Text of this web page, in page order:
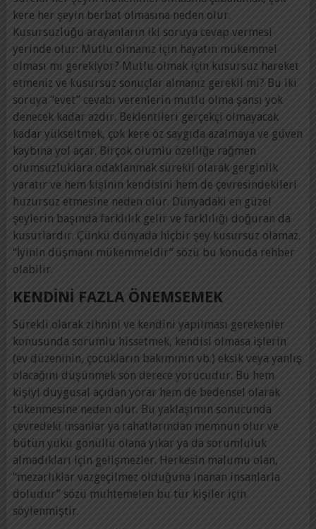
kere her şeyin berbat olmasına neden olur.
Kusursuzluğu arayanların iki soruya cevap vermesi
yerinde olur: Mutlu olmanız için hayatın mükemmel
olması mı gerekiyor? Mutlu olmak için kusursuz hareket
etmeniz ve kusursuz sonuçlar almanız gerekli mi? Bu iki
soruya “evet” cevabı verenlerin mutlu olma şansı yok
denecek kadar azdır. Beklentileri gerçekçi olmayacak
kadar yükseltmek, çok kere öz saygıda azalmaya ve güven
kaybına yol açar. Birçok olumlu özelliğe rağmen
olumsuzluklara odaklanmak sürekli olarak gerginlik
yaratır ve hem kişinin kendisini hem de çevresindekileri
huzursuz etmesine neden olur. Dünyadaki en güzel
şeylerin başında farklılık gelir ve farklılığı doğuran da
kusurlardır. Çünkü dünyada hiçbir şey kusursuz olamaz.
“İyinin düşmanı mükemmeldir” sözü bu konuda rehber
olabilir.
KENDINI FAZLA ÖNEMSEMEK
Sürekli olarak zihnini ve kendini yapılması gerekenler
konusunda sorumlu hissetmek, kendisi olmasa işlerin
(ev düzeninin, çocukların bakımının vb.) eksik veya yanlış
olacağını düşünmek son derece yorucudur. Bu hem
kişiyi duygusal açıdan yorar hem de bedensel olarak
tükenmesine neden olur. Bu yaklaşımın sonucunda
çevredeki insanlar ya rahatlarından memnun olur ve
bütün yükü gönüllü olana yıkar ya da sorumluluk
almadıkları için gelişmezler. Herkesin malumu olan,
“mezarlıklar vazgeçilmez olduğuna inanan insanlarla
doludur” sözü muhtemelen bu tür kişiler için
söylenmiştir.